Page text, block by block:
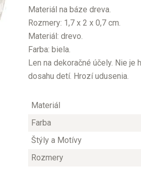
Materiál na báze dreva.
Rozmery: 1,7 x 2 x 0,7 cm.
Materiál: drevo.
Farba: biela.
Len na dekoračné účely. Nie
dosahu detí. Hrozí udusenia.
Materiál
Farba
Štýly a Motívy
Rozmery